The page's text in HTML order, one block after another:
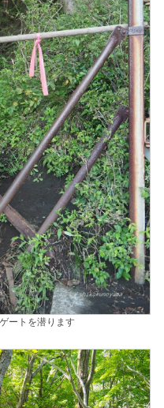
ートを潜ります